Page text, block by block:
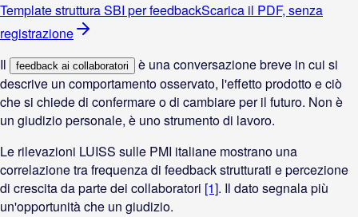
Template struttura SBI per feedbackScarica il PDF, senza
registrazione
Il
feedback ai collaboratori
è una conversazione breve in cui si
descrive un comportamento osservato, l'effetto prodotto e ciò
che si chiede di confermare o di cambiare per il futuro. Non è
un giudizio personale, è uno strumento di lavoro.
Le rilevazioni LUISS sulle PMI italiane mostrano una
correlazione tra frequenza di feedback strutturati e percezione
di crescita da parte dei collaboratori [1]. Il dato segnala più
un'opportunità che un giudizio.